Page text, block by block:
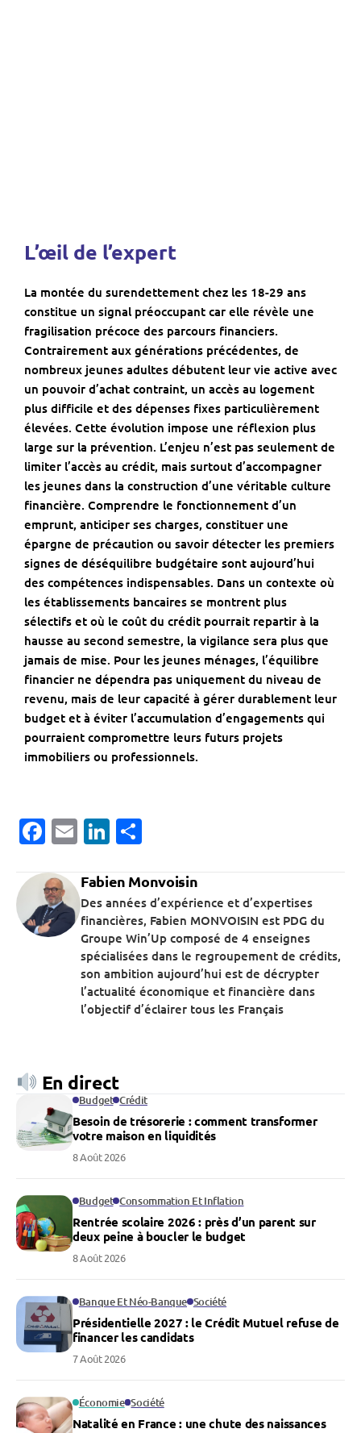
L’œil de l’expert
La montée du surendettement chez les 18-29 ans
constitue un signal préoccupant car elle révèle une
fragilisation précoce des parcours financiers.
Contrairement aux générations précédentes, de
nombreux jeunes adultes débutent leur vie active avec
un pouvoir d’achat contraint, un accès au logement
plus difficile et des dépenses fixes particulièrement
élevées. Cette évolution impose une réflexion plus
large sur la prévention. L’enjeu n’est pas seulement de
limiter l’accès au crédit, mais surtout d’accompagner
les jeunes dans la construction d’une véritable culture
financière. Comprendre le fonctionnement d’un
emprunt, anticiper ses charges, constituer une
épargne de précaution ou savoir détecter les premiers
signes de déséquilibre budgétaire sont aujourd’hui
des compétences indispensables. Dans un contexte où
les établissements bancaires se montrent plus
sélectifs et où le coût du crédit pourrait repartir à la
hausse au second semestre, la vigilance sera plus que
jamais de mise. Pour les jeunes ménages, l’équilibre
financier ne dépendra pas uniquement du niveau de
revenu, mais de leur capacité à gérer durablement leur
budget et à éviter l’accumulation d’engagements qui
pourraient compromettre leurs futurs projets
immobiliers ou professionnels.
Facebook
EmailLinkedIn
Fabien Monvoisin
Des années d’expérience et d’expertises
financières, Fabien MONVOISIN est PDG du
Groupe Win’Up composé de 4 enseignes
spécialisées dans le regroupement de crédits,
son ambition aujourd’hui est de décrypter
l’actualité économique et financière dans
l’objectif d’éclairer tous les Français
En direct
Budget Crédit
Besoin de trésorerie : comment transformer
votre maison en liquidités
8 Août 2026
Budget Consommation Et Inflation
Rentrée scolaire 2026 : près d’un parent sur
deux peine à boucler le budget
8 Août 2026
Banque Et Néo-Banque Société
Présidentielle 2027 : le Crédit Mutuel refuse de
financer les candidats
7 Août 2026
Économie Société
Natalité en France : une chute des naissances